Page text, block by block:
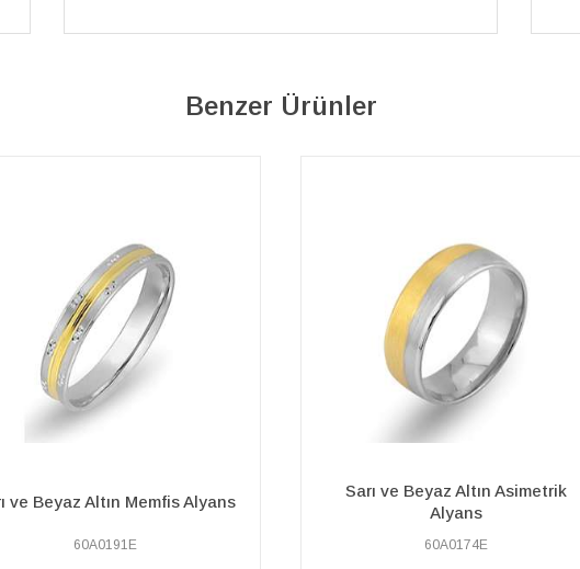
Benzer Ürünler
Alyans
60A0174E
Sarı ve Beyaz Altın Phuket Alyans
60A0237E